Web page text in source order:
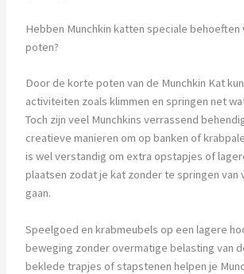
Hebben Munchkin katten speciale behoeften
poten?
Door de korte poten van de Munchkin Kat
activiteiten zoals klimmen en springen net
Toch zijn veel Munchkins verrassend
creatieve manieren om op banken of
is wel verstandig om extra opstapjes of
plaatsen zodat je kat zonder te springen van
gaan.
Speelgoed en krabmeubels op een lagere
beweging zonder overmatige belasting van
beklede trapjes of stapstenen helpen je